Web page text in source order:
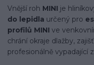
Vnější roh MINI je
do lepidla určený pro
profilů MINI ve
chrání okraje dlažby,
profesionálně vypadající